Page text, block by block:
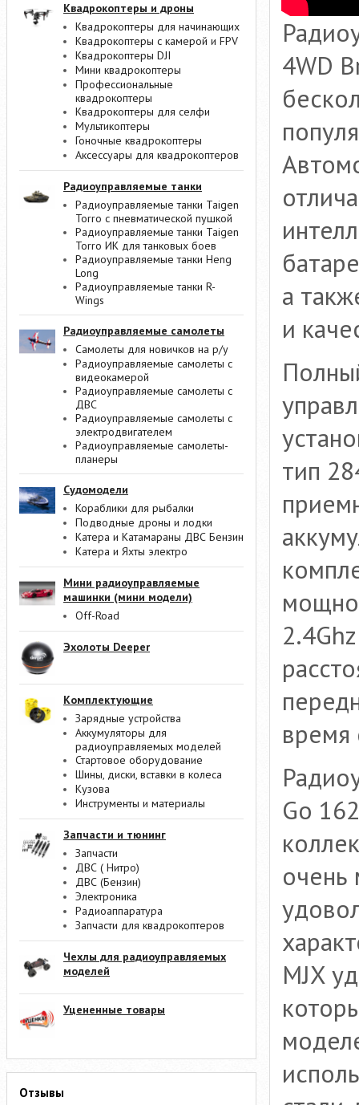
Квадрокоптеры и дроны
Квадрокоптеры для начинающих
Квадрокоптеры с камерой и FPV
Квадрокоптеры DJI
Мини квадрокоптеры
Профессиональные
квадрокоптеры
Квадрокоптеры для селфи
Мультикоптеры
Гоночные квадрокоптеры
Аксессуары для квадрокоптеров
Радиоуправляемые танки
Радиоуправляемые танки Taigen
Torro с пневматической пушкой
Радиоуправляемые танки Taigen
Torro ИК для танковых боев
Радиоуправляемые танки Heng
Long
Радиоуправляемые танки R-
Wings
Радиоуправляемые самолеты
Самолеты для новичков на р/у
Радиоуправляемые самолеты с
видеокамерой
Радиоуправляемые самолеты с
ДВС
Радиоуправляемые самолеты с
электродвигателем
Радиоуправляемые самолеты-
планеры
Судомодели
Кораблики для рыбалки
Подводные дроны и лодки
Катера и Катамараны ДВС Бензин
Катера и Яхты электро
Мини радиоуправляемые
машинки (мини модели)
Off-Road
Эхолоты Deeper
Комплектующие
Зарядные устройства
Аккумуляторы для
радиоуправляемых моделей
Стартовое оборудование
Шины, диски, вставки в колеса
Кузова
Инструменты и материалы
Запчасти и тюнинг
Запчасти
ДВС ( Нитро)
ДВС (Бензин)
Электроника
Радиоаппаратура
Запчасти для квадрокоптеров
Чехлы для радиоуправляемых
моделей
Уцененные товары
Отзывы
4WD
а
и
тип
время
Go
очень
MJX